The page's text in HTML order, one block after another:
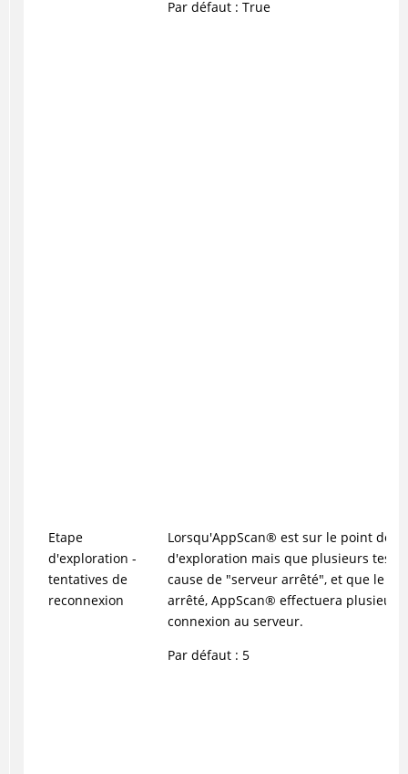
Par défaut : True
Etape
d'exploration -
tentatives de
reconnexion
Lorsqu'AppScan® est sur le point de
d'exploration mais que plusieurs tests
cause de "serveur arrêté", et que le
arrêté, AppScan® effectuera plusieurs
connexion au serveur.
Par défaut : 5